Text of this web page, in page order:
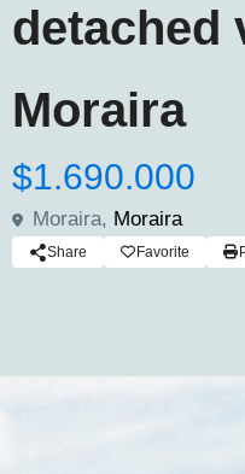
detached
Moraira
$1.690.000
Moraira, Moraira
Share Favorite